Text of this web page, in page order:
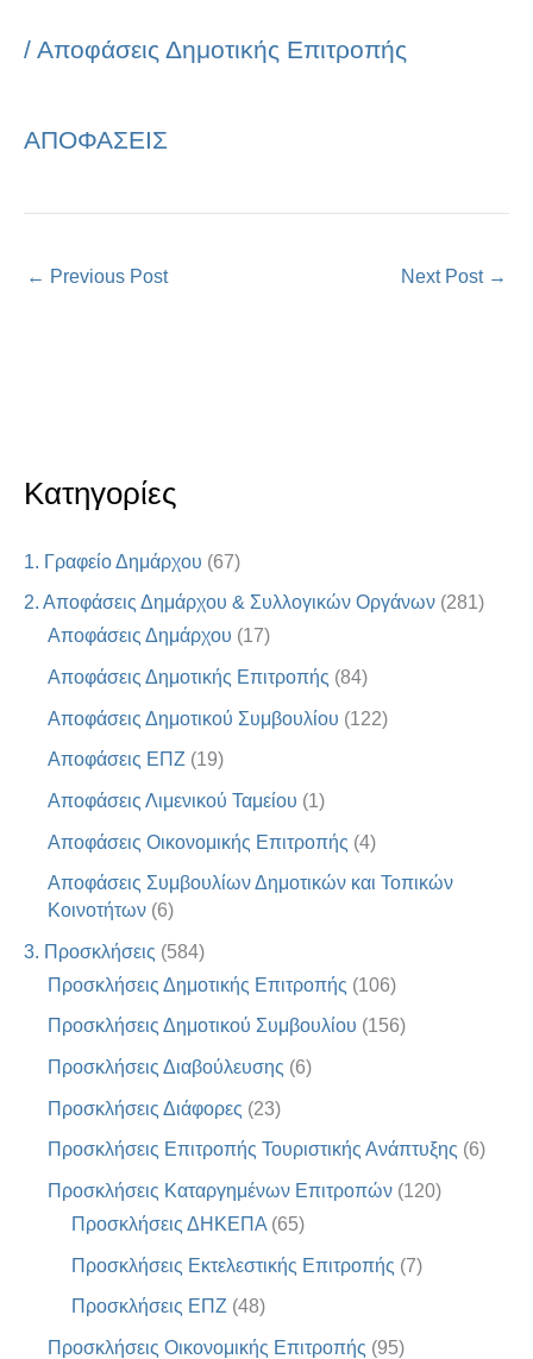
Κατηγορίες
1. Γραφείο Δημάρχου (67)
2. Αποφάσεις Δημάρχου & Συλλογικών Οργάνων (281)
Αποφάσεις Δημάρχου (17)
Αποφάσεις Δημοτικής Επιτροπής (84)
Αποφάσεις Δημοτικού Συμβουλίου (122)
Αποφάσεις ΕΠΖ (19)
Αποφάσεις Λιμενικού Ταμείου (1)
Αποφάσεις Οικονομικής Επιτροπής (4)
Αποφάσεις Συμβουλίων Δημοτικών και Τοπικών
Κοινοτήτων (6)
3. Προσκλήσεις (584)
Προσκλήσεις Δημοτικής Επιτροπής (106)
Προσκλήσεις Δημοτικού Συμβουλίου (156)
Προσκλήσεις Διαβούλευσης (6)
Προσκλήσεις Διάφορες (23)
Προσκλήσεις Επιτροπής Τουριστικής Ανάπτυξης (6)
Προσκλήσεις Καταργημένων Επιτροπών (120)
Προσκλήσεις ΔΗΚΕΠΑ (65)
Προσκλήσεις Εκτελεστικής Επιτροπής (7)
Προσκλήσεις ΕΠΖ (48)
Προσκλήσεις Οικονομικής Επιτροπής (95)
/ Αποφάσεις Δημοτικής Επιτροπής
ΑΠΟΦΑΣΕΙΣ
← Previous Post Next Post →